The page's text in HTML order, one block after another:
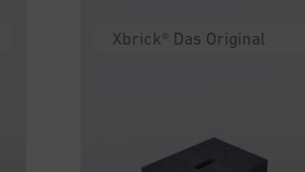
Xbrick® Das Original